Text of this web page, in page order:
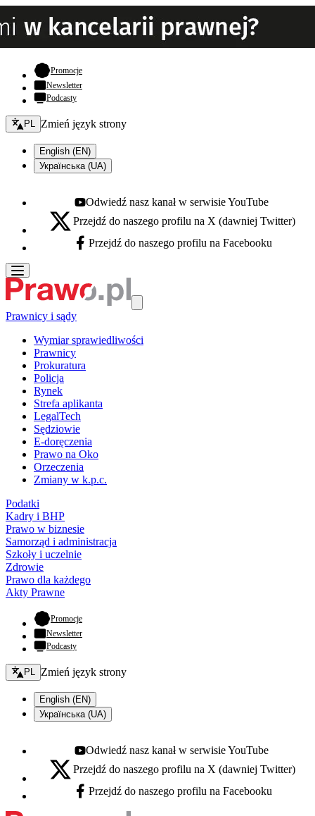
Promocje- otwiera się w nowej karcie
Newsletter
Podcasty
Zmień język - bieżący:
PL Zmień język strony
English (EN)
Українська (UA)
Youtube - otwiera się w nowej karcie
Odwiedź nasz kanał w serwisie YouTube
X - otwiera się w nowej karcie
Przejdź do naszego profilu na X (dawniej Twitter)
Facebook - otwiera się w nowej karcie
Przejdź do naszego profilu na Facebooku
Prawnicy i sądy
Wymiar sprawiedliwości
Prawnicy
Prokuratura
Policja
Rynek
Strefa aplikanta
LegalTech
Sędziowie
E-doręczenia
Prawo na Oko
Orzeczenia
Zmiany w k.p.c.
Podatki
Kadry i BHP
Prawo w biznesie
Samorząd i administracja
Szkoły i uczelnie
Zdrowie
Prawo dla każdego
Akty Prawne
Promocje- otwiera się w nowej karcie
Newsletter
Podcasty
Zmień język - bieżący:
PL Zmień język strony
English (EN)
Українська (UA)
Youtube - otwiera się w nowej karcie
Odwiedź nasz kanał w serwisie YouTube
X - otwiera się w nowej karcie
Przejdź do naszego profilu na X (dawniej Twitter)
Facebook - otwiera się w nowej karcie
Przejdź do naszego profilu na Facebooku